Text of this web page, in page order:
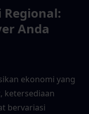
Regional:
Anda
ekonomi yang
ketersediaan
bervariasi